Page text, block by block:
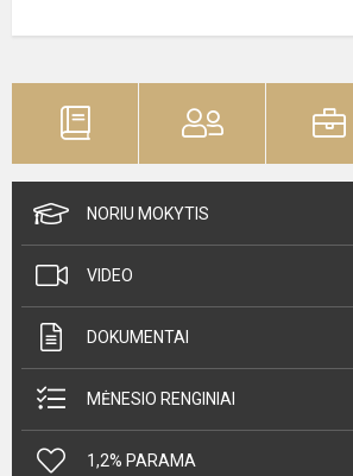
NORIU MOKYTIS
VIDEO
DOKUMENTAI
MĖNESIO RENGINIAI
1,2% PARAMA